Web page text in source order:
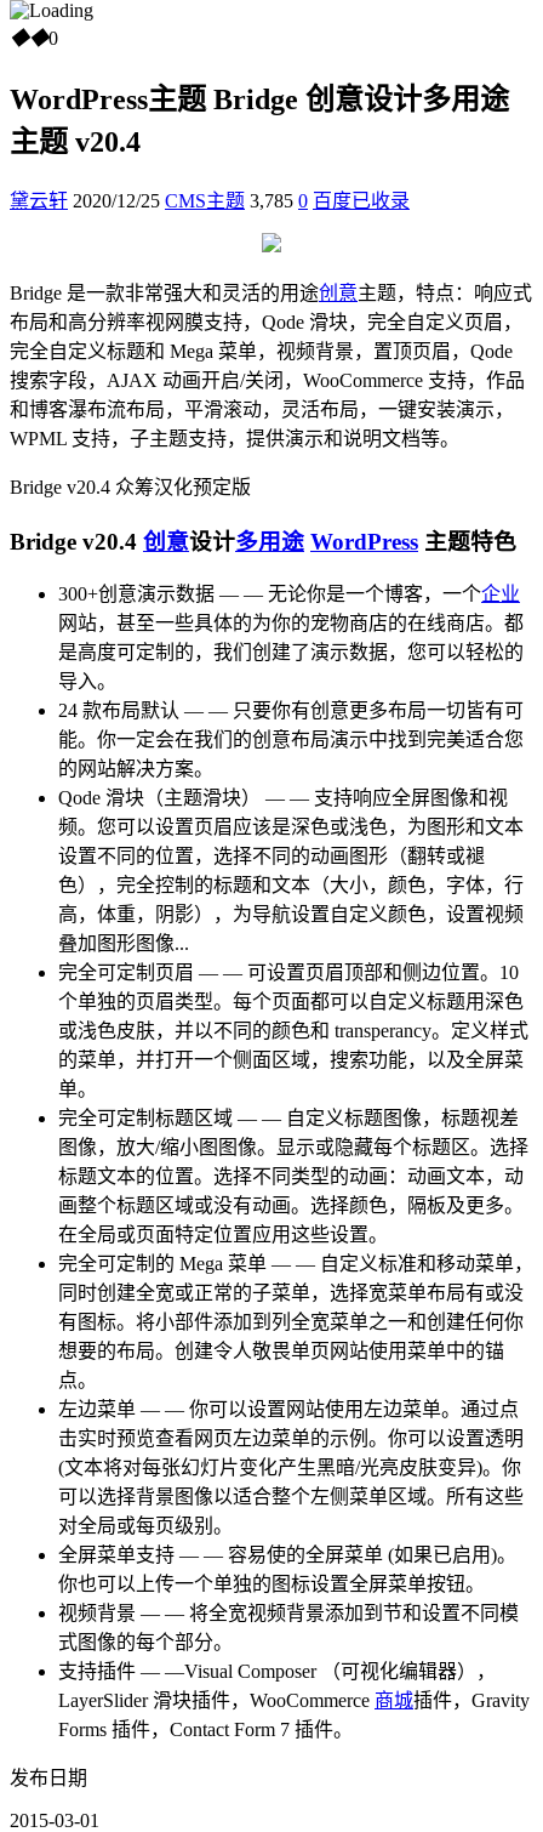
◆◆0
WordPress主题 Bridge 创意设计多用途
主题 v20.4
黛云轩 2020/12/25 CMS主题 3,785 0 百度已收录
Bridge 是一款非常强大和灵活的用途创意主题，特点：响应式
布局和高分辨率视网膜支持，Qode 滑块，完全自定义页眉，
完全自定义标题和 Mega 菜单，视频背景，置顶页眉，Qode
搜索字段，AJAX 动画开启/关闭， WooCommerce 支持，作品
和博客瀑布流布局，平滑滚动，灵活布局，一键安装演示，
WPML 支持，子主题支持，提供演示和说明文档等。
Bridge v20.4 众筹汉化预定版
Bridge v20.4 创意设计多用途 WordPress 主题特色
300+创意演示数据 — — 无论你是一个博客，一个企业
网站，甚至一些具体的为你的宠物商店的在线商店。都
是高度可定制的，我们创建了演示数据，您可以轻松的
导入。
24 款布局默认 — — 只要你有创意更多布局一切皆有可
能。你一定会在我们的创意布局演示中找到完美适合您
的网站解决方案。
Qode 滑块（主题滑块） — — 支持响应全屏图像和视
频。您可以设置页眉应该是深色或浅色，为图形和文本
设置不同的位置，选择不同的动画图形（翻转或褪
色），完全控制的标题和文本（大小，颜色，字体，行
高，体重，阴影），为导航设置自定义颜色，设置视频
叠加图形图像...
完全可定制页眉 — — 可设置页眉顶部和侧边位置。10
个单独的页眉类型。每个页面都可以自定义标题用深色
或浅色皮肤，并以不同的颜色和 transperancy。定义样式
的菜单，并打开一个侧面区域，搜索功能，以及全屏菜
单。
完全可定制标题区域 — — 自定义标题图像，标题视差
图像，放大/缩小图图像。显示或隐藏每个标题区。选择
标题文本的位置。选择不同类型的动画：动画文本，动
画整个标题区域或没有动画。选择颜色，隔板及更多。
在全局或页面特定位置应用这些设置。
完全可定制的 Mega 菜单 — — 自定义标准和移动菜单，
同时创建全宽或正常的子菜单，选择宽菜单布局有或没
有图标。将小部件添加到列全宽菜单之一和创建任何你
想要的布局。创建令人敬畏单页网站使用菜单中的锚
点。
左边菜单 — — 你可以设置网站使用左边菜单。通过点
击实时预览查看网页左边菜单的示例。你可以设置透明
(文本将对每张幻灯片变化产生黑暗/光亮皮肤变异)。你
可以选择背景图像以适合整个左侧菜单区域。所有这些
对全局或每页级别。
全屏菜单支持 — — 容易使的全屏菜单 (如果已启用)。
你也可以上传一个单独的图标设置全屏菜单按钮。
视频背景 — — 将全宽视频背景添加到节和设置不同模
式图像的每个部分。
支持插件 — —Visual Composer （可视化编辑器），
LayerSlider 滑块插件，WooCommerce 商城插件，Gravity
Forms 插件，Contact Form 7 插件。
发布日期
2015-03-01